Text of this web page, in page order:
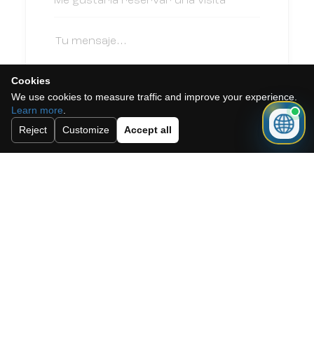
Acepto la política de cookies, la
política de privacidad y los términos y
Cookies
We use cookies to measure traffic and improve your experience.
Learn more
Reject
Customize Accept all